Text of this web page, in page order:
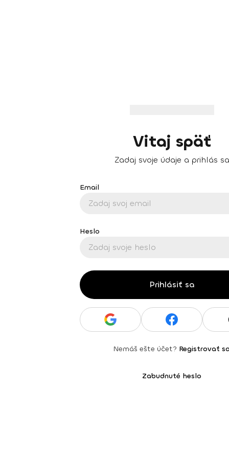
Vitaj späť
Zadaj svoje údaje a prihlás sa
Email
Heslo
Prihlásiť sa
Nemáš ešte účet? Registrovať
Zabudnuté heslo